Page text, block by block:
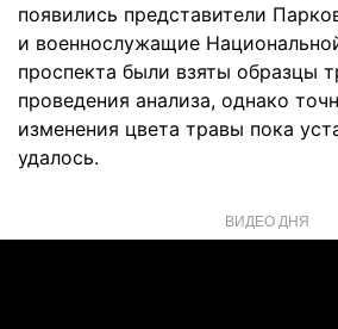
появились представители
и военнослужащие
проспекта были взяты образцы
проведения анализа, однако
изменения цвета травы пока
удалось.
ВИДЕО ДНЯ